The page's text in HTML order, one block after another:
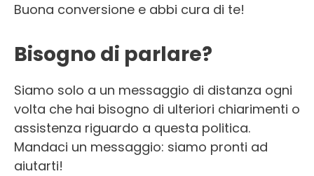
Buona conversione e abbi cura di te!
Bisogno di parlare?
Siamo solo a un messaggio di distanza ogni
volta che hai bisogno di ulteriori chiarimenti o
assistenza riguardo a questa politica.
Mandaci un messaggio: siamo pronti ad
aiutarti!